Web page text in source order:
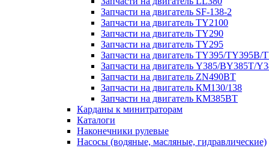
Запчасти на двигатель SF-138-2
Запчасти на двигатель TY2100
Запчасти на двигатель TY290
Запчасти на двигатель TY295
Запчасти на двигатель TY395/TY395В/
Запчасти на двигатель Y385/BY385T/
Запчасти на двигатель ZN490BT
Запчасти на двигатель КМ130/138
Запчасти на двигатель КМ385ВТ
Карданы к минитраторам
Каталоги
Наконечники рулевые
Насосы (водяные, масляные, гидравлические)